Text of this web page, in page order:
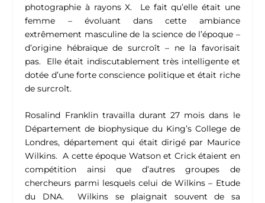
photographie à rayons X. Le fait qu’elle était une
femme – évoluant dans cette ambiance
extrêmement masculine de la science de l’époque –
d’origine hébraïque de surcroît – ne la favorisait
pas. Elle était indiscutablement très intelligente et
dotée d’une forte conscience politique et était riche
de surcroît.
Rosalind Franklin travailla durant 27 mois dans le
Département de biophysique du King’s College de
Londres, département qui était dirigé par Maurice
Wilkins. A cette époque Watson et Crick étaient en
compétition ainsi que d’autres groupes de
chercheurs parmi lesquels celui de Wilkins – Etude
du DNA. Wilkins se plaignait souvent de sa